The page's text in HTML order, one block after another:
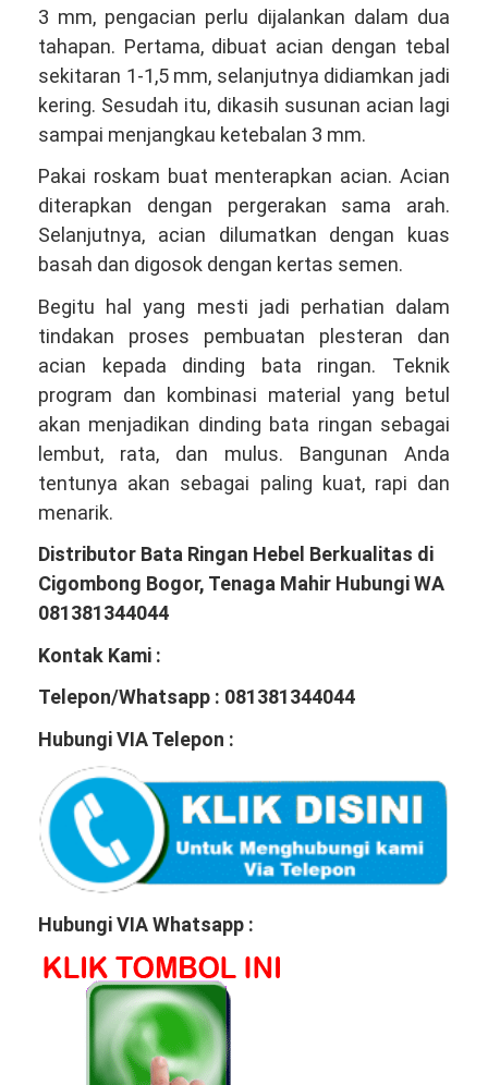
3 mm, pengacian perlu dijalankan dalam dua
tahapan. Pertama, dibuat acian dengan tebal
sekitaran 1-1,5 mm, selanjutnya didiamkan jadi
kering. Sesudah itu, dikasih susunan acian lagi
sampai menjangkau ketebalan 3 mm.
Pakai roskam buat menterapkan acian. Acian
diterapkan dengan pergerakan sama arah.
Selanjutnya, acian dilumatkan dengan kuas
basah dan digosok dengan kertas semen.
Begitu hal yang mesti jadi perhatian dalam
tindakan proses pembuatan plesteran dan
acian kepada dinding bata ringan. Teknik
program dan kombinasi material yang betul
akan menjadikan dinding bata ringan sebagai
lembut, rata, dan mulus. Bangunan Anda
tentunya akan sebagai paling kuat, rapi dan
menarik.
Distributor Bata Ringan Hebel Berkualitas di
Cigombong Bogor, Tenaga Mahir Hubungi WA
081381344044
Kontak Kami :
Telepon/Whatsapp : 081381344044
Hubungi VIA Telepon :
Hubungi VIA Whatsapp :